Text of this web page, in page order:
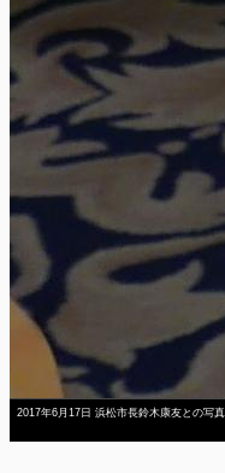
2017年6月17日 浜松市長鈴木康友との写真